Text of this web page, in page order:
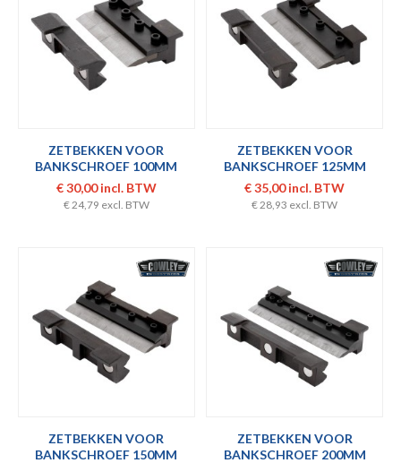
ZETBEKKEN VOOR
BANKSCHROEF 100MM
€ 30,00 incl. BTW
€ 24,79 excl. BTW
ZETBEKKEN VOOR
BANKSCHROEF 125MM
€ 35,00 incl. BTW
€ 28,93 excl. BTW
ZETBEKKEN VOOR
BANKSCHROEF 150MM
ZETBEKKEN VOOR
BANKSCHROEF 200MM